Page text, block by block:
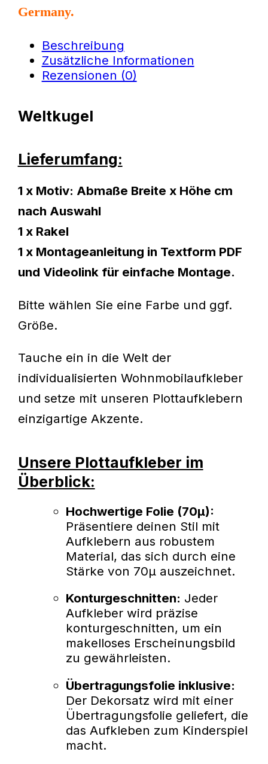
Germany.
Beschreibung
Zusätzliche Informationen
Rezensionen (0)
Weltkugel
Lieferumfang:
1 x Motiv: Abmaße Breite x Höhe cm
nach Auswahl
1 x Rakel
1 x Montageanleitung in Textform PDF
und Videolink für einfache Montage.
Bitte wählen Sie eine Farbe und ggf.
Größe.
Tauche ein in die Welt der
individualisierten Wohnmobilaufkleber
und setze mit unseren Plottaufklebern
einzigartige Akzente.
Unsere Plottaufkleber im
Überblick:
Hochwertige Folie (70µ):
Präsentiere deinen Stil mit
Aufklebern aus robustem
Material, das sich durch eine
Stärke von 70µ auszeichnet.
Konturgeschnitten: Jeder
Aufkleber wird präzise
konturgeschnitten, um ein
makelloses Erscheinungsbild
zu gewährleisten.
Übertragungsfolie inklusive:
Der Dekorsatz wird mit einer
Übertragungsfolie geliefert, die
das Aufkleben zum Kinderspiel
macht.